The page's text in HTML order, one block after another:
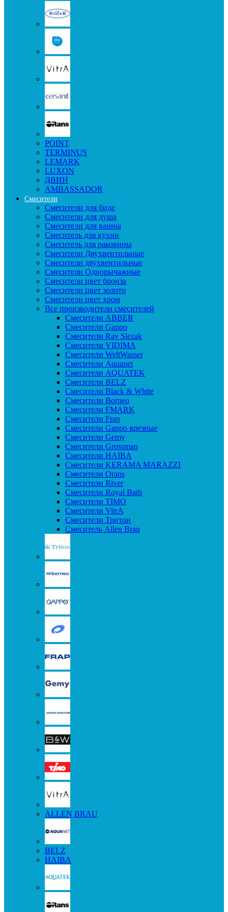
POINT
TERMINUS
LEMARK
LUXON
ДВИН
AMBASSADOR
Смесители
Смесители для биде
Смесители для душа
Смесители для ванны
Смеситель для кухни
Смеситель для раковины
Смесители Двухвентильные
Смесители двухвентильные
Смесители Однорычажные
Смесители цвет бронза
Смесители цвет золото
Смесители цвет хром
Все производители смесителей
Cмесители ABBER
Cмесители Gappo
Cмесители Rav Slezak
Cмесители VIDIMA
Cмесители WeltWasser
Смесители Aquanet
Смесители AQUATEK
Смесители BELZ
Смесители Black & White
Смесители Borneo
Смесители FMARK
Смесители Frap
Смесители Gappo врезные
Смесители Gemy
Смесители Grossman
Смесители HAIBA
Смесители KERAMA MARAZZI
Смесители Orans
Смесители River
Смесители Royal Bath
Смесители TIMO
Смесители VitrA
Смесители Тритон
Смеситель Allen Brau
ALLEN BRAU
BELZ
HAIBA